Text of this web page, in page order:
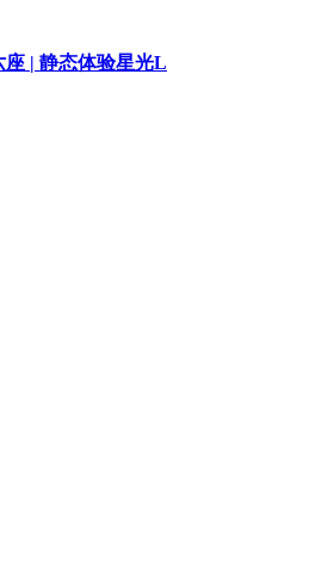
| 静态体验星光L
仇时刻”来了！